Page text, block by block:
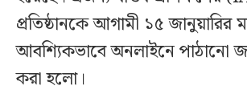
প্রতিষ্ঠানকে আগামী ১৫ জানুয়ারির
আবশ্যিকভাবে অনলাইনে পাঠানো
করা হলো।